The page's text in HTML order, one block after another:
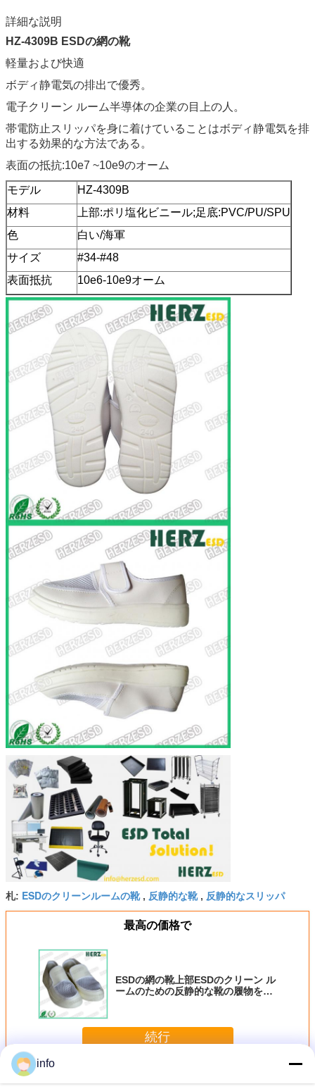
詳細な説明
HZ-4309B ESDの網の靴
軽量および快適
ボディ静電気の排出で優秀。
電子クリーン ルーム半導体の企業の目上の人。
帯電防止スリッパを身に着けていることはボディ静電気を排
出する効果的な方法である。
表面の抵抗:10e7 ~10e9のオーム
モデル
HZ-4309B
材料
上部:ポリ塩化ビニール;足底:PVC/PU/SPU
色
白い/海軍
サイズ
#34-#48
表面抵抗
10e6-10e9オーム
札: ESDのクリーンルームの靴, 反静的な靴, 反静的なスリッパ
最高の価格で
ESDの網の靴上部ESDのクリーン ル
ームのための反静的な靴の履物を安
続行
多くESD の安全靴
info